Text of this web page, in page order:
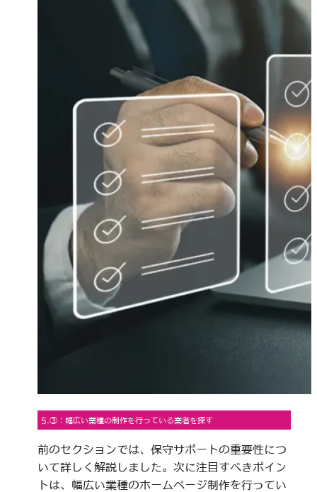
5.③：幅広い業種の制作を行っている業者を探す
前のセクションでは、保守サポートの重要性につ
いて詳しく解説しました。次に注目すべきポイン
トは、幅広い業種のホームページ制作を行ってい